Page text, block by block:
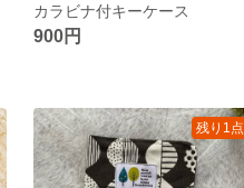
カラビナ付キーケース
900円
残り1点